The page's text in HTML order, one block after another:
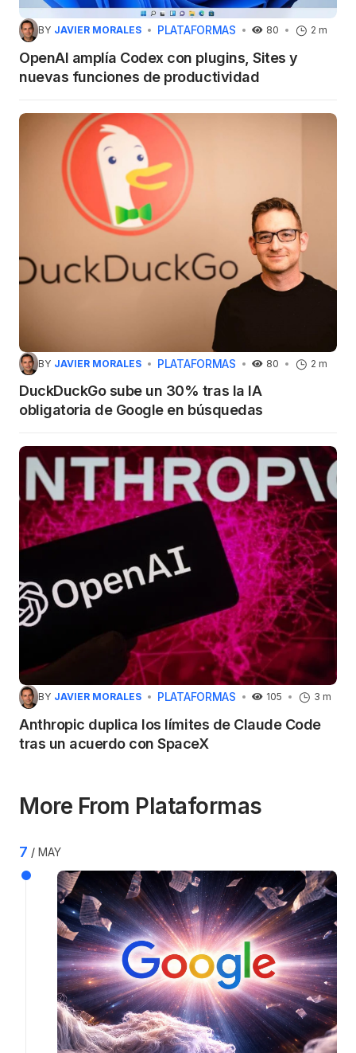
BY JAVIER MORALES PLATAFORMAS 80 2 m
OpenAI amplía Codex con plugins, Sites y
nuevas funciones de productividad
BY JAVIER MORALES PLATAFORMAS 80 2 m
DuckDuckGo sube un 30% tras la IA
obligatoria de Google en búsquedas
BY JAVIER MORALES PLATAFORMAS 105 3 m
Anthropic duplica los límites de Claude Code
tras un acuerdo con SpaceX
More From Plataformas
7 MAY